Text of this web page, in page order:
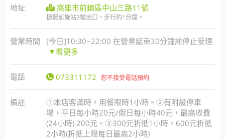
地址 高雄市前鎮區中山三路11號
捷運凱旋站3號出口，步行約1分鐘。
營業時間
[今日]10:30~22:00 在營業結束30分鐘前停止受理
▼看更多
電話 073311172 恕不接受電話預約
備註
①本店客滿時，用餐限時1小時。②有附設停車
場，平日每小時20元/假日每小時40元，最高收費
(24小時) 200元。③300元折抵1小時，600元折抵
2小時(折抵上限每日最高2小時)